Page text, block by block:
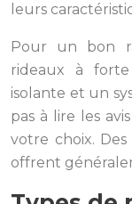
leurs
Pour un bon
rideaux à
isolante et un
pas à lire les
votre choix.
offrent